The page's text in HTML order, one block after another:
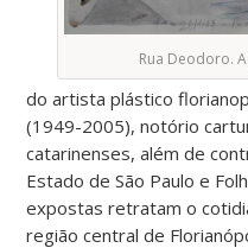
Rua Deodoro.
do artista plástico
(1949-2005), notório
catarinenses, além de
Estado de São Paulo e
expostas retratam o
região central de